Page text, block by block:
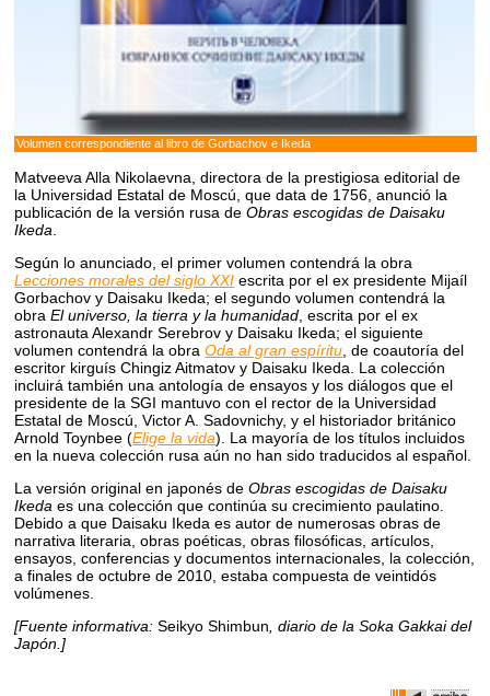
Volumen correspondiente al libro de Gorbachov e Ikeda
Matveeva Alla Nikolaevna, directora de la prestigiosa editorial de
la Universidad Estatal de Moscú, que data de 1756, anunció la
publicación de la versión rusa deObras escogidas de Daisaku
Ikeda
Según lo anunciado, el primer volumen contendrá la obra
Lecciones morales del siglo XXI escrita por el ex presidente Mijaíl
Gorbachov y Daisaku Ikeda; el segundo volumen contendrá la
obraEl universo, la tierra y la humanidad , escrita por el ex
astronauta Alexandr Serebrov y Daisaku Ikeda; el siguiente
volumen contendrá la obraOda al gran espíritu , de coautoría del
escritor kirguís Chingiz Aitmatov y Daisaku Ikeda. La colección
incluirá también una antología de ensayos y los diálogos que el
presidente de la SGI mantuvo con el rector de la Universidad
Estatal de Moscú, Victor A. Sadovnichy, y el historiador británico
Arnold Toynbee (Elige la vida). La mayoría de los títulos incluidos
en la nueva colección rusa aún no han sido traducidos al español.
La versión original en japonés deObras escogidas de Daisaku
Ikeda es una colección que continúa su crecimiento paulatino.
Debido a que Daisaku Ikeda es autor de numerosas obras de
narrativa literaria, obras poéticas, obras filosóficas, artículos,
ensayos, conferencias y documentos internacionales, la colección,
a finales de octubre de 2010, estaba compuesta de veintidós
volúmenes.
[Fuente informativa:Seikyo Shimbun , diario de la Soka Gakkai del
Japón.]